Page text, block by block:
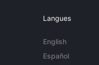
Langues
English
Español